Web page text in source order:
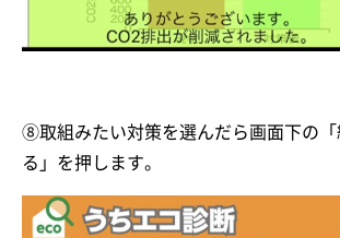
⑧取組みたい対策を選んだら画面下の「
る」を押します。